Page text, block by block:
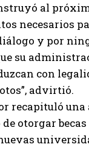
al
necesarios
y por
su
con
advirtió.
recapituló
otorgar